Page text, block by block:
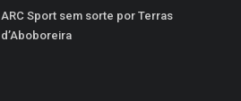
ARC Sport sem sorte por Terras
d’Aboboreira